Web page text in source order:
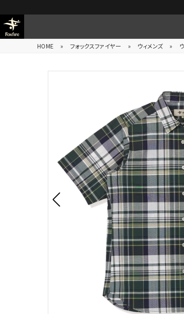
HOME » フォックスファイヤー » ウィメンズ »